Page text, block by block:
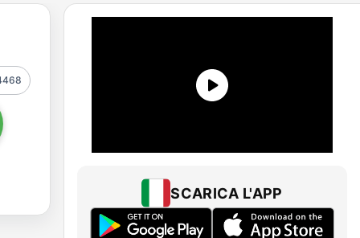
SCARICA L'APP